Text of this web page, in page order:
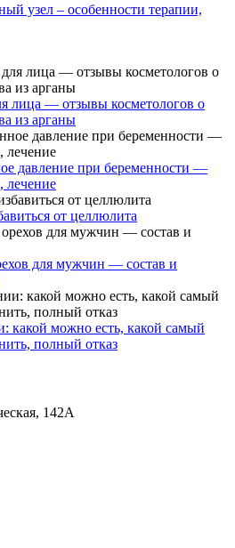
узел – особенности терапии,
лица — отзывы косметологов о
из арганы
давление при беременности —
лечение
от целлюлита
для мужчин — состав и
какой можно есть, какой самый
полный отказ
142А